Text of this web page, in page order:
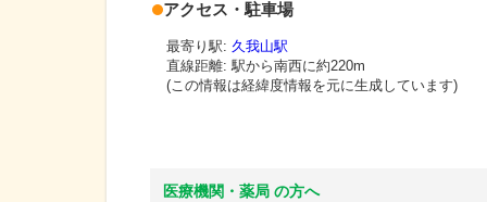
アクセス・駐車場
最寄り駅: 久我山駅
直線距離: 駅から南西に約220m
(この情報は経緯度情報を元に生成しています)
医療機関・薬局 の方へ